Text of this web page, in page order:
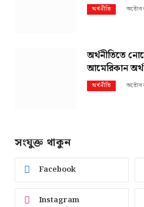
অর্থনীতি
অর্থনীতিতে
আমেরিকান
অর্থনীতি
সংযুক্ত থাকুন
Facebook
Instagram